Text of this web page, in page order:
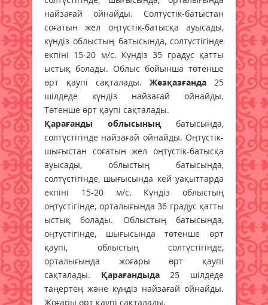
найзағай ойнайды. Солтүстік-батыстан
соғатын жел оңтүстік-батысқа ауысады,
күндіз облыстың батысында, солтүстігінде
екпіні 15-20 м/с. Күндіз 35 градус қатты
ыстық болады. Облыс бойынша төтенше
өрт қаупі сақталады. Жезқазғанда 25
шілдеде күндіз найзағай ойнайды.
Төтенше өрт қаупі сақталады.
Қарағанды облысының батысында,
солтүстігінде найзағай ойнайды. Оңтүстік-
шығыстан соғатын жел оңтүстік-батысқа
ауысады, облыстың батысында,
солтүстігінде, шығысында кей уақыттарда
екпіні 15-20 м/с. Күндіз облыстың
оңтүстігінде, орталығында 36 градус қатты
ыстық болады. Облыстың батысында,
оңтүстігінде, шығысында төтенше өрт
қаупі, облыстың солтүстігінде,
орталығында жоғары өрт қаупі
сақталады. Қарағандыда25 шілдеде
таңертең және күндіз найзағай ойнайды.
Жоғары өрт қаупі сақталады.